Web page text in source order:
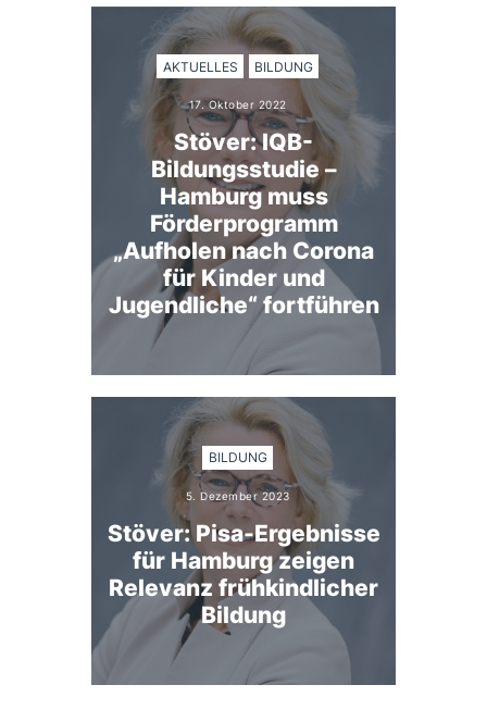
AKTUELLES BILDUNG
17. Oktober 2022
Stöver: IQB-
Bildungsstudie –
Hamburg muss
Förderprogramm
„Aufholen nach Corona
für Kinder und
Jugendliche“ fortführen
BILDUNG
5. Dezember 2023
Stöver: Pisa-Ergebnisse
für Hamburg zeigen
Relevanz frühkindlicher
Bildung